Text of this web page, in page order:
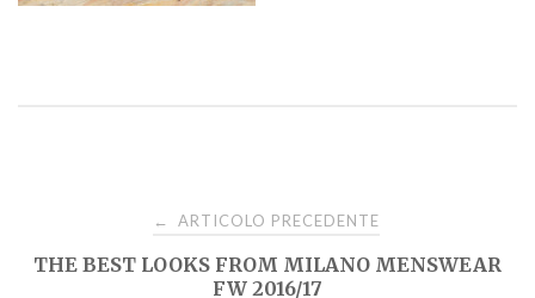
Navigazione
articoli
← ARTICOLO PRECEDENTE
THE BEST LOOKS FROM MILANO MENSWEAR
FW 2016/17